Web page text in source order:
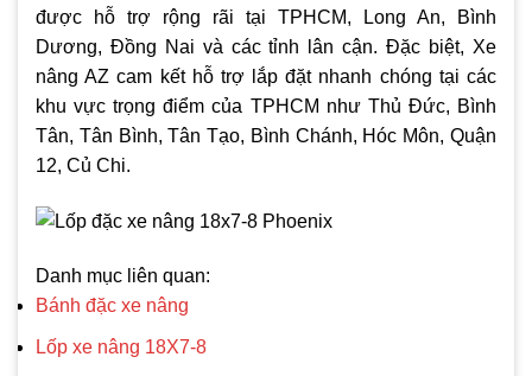
được hỗ trợ rộng rãi tại TPHCM, Long An, Bình
Dương, Đồng Nai và các tỉnh lân cận. Đặc biệt, Xe
nâng AZ cam kết hỗ trợ lắp đặt nhanh chóng tại các
khu vực trọng điểm của TPHCM như Thủ Đức, Bình
Tân, Tân Bình, Tân Tạo, Bình Chánh, Hóc Môn, Quận
12, Củ Chi.
Danh mục liên quan:
Bánh đặc xe nâng
Lốp xe nâng 18X7-8